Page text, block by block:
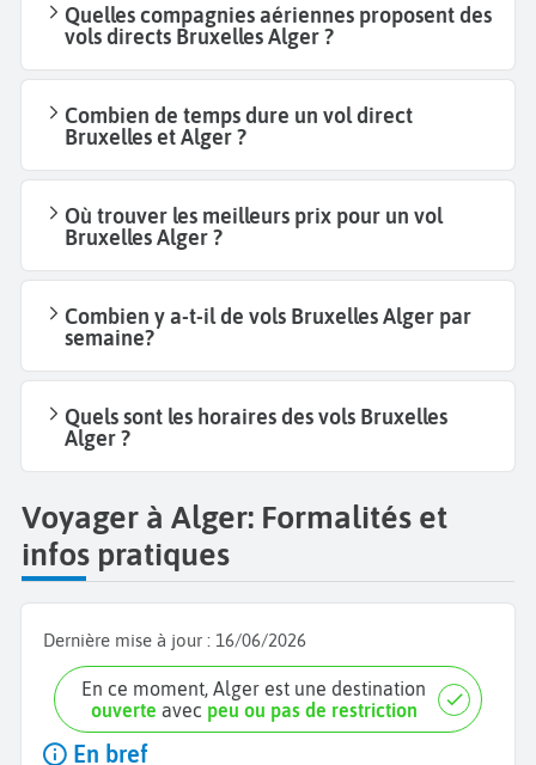
Quelles compagnies aériennes proposent des
vols directs Bruxelles Alger ?
Combien de temps dure un vol direct
Bruxelles et Alger ?
Où trouver les meilleurs prix pour un vol
Bruxelles Alger ?
Combien y a-t-il de vols Bruxelles Alger par
semaine?
Quels sont les horaires des vols Bruxelles
Alger ?
Voyager à Alger: Formalités et
infos pratiques
Dernière mise à jour : 16/06/2026
En ce moment, Alger est une destination
ouverte avec peu ou pas de restriction
En bref